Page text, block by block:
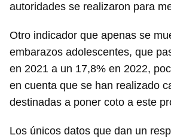
autoridades se realizaron para
Otro indicador que apenas se
embarazos adolescentes, que
en 2021 a un 17,8% en 2022,
en cuenta que se han realizado
destinadas a poner coto a este
Los únicos datos que dan un